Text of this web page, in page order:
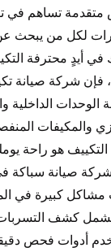
تساهم في
في أيدٍ محترفة
فإن شركة صيانة
الوحدات الداخلية
والمكيفات
التكييف هو راحة
تهتم بتفاصيل الخدمة. 7.
مشاكل كبيرة في
كشف
أدوات فحص